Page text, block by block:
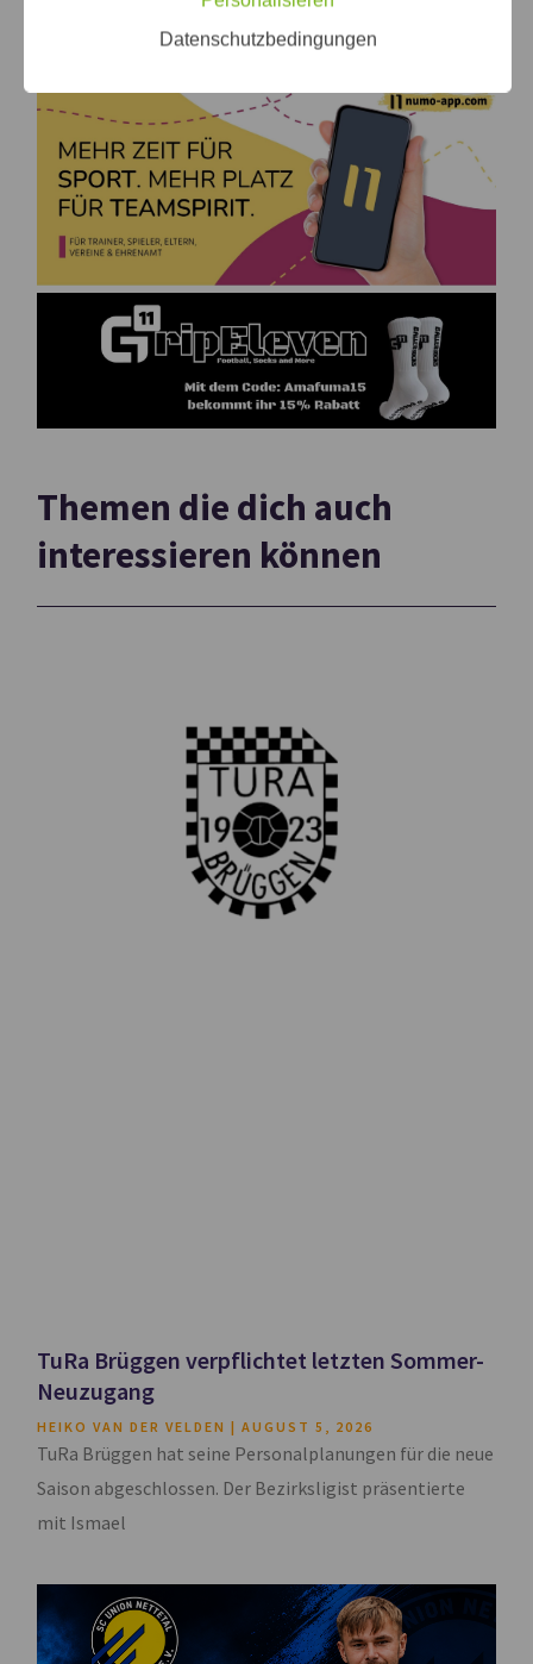
Themen die dich auch
interessieren können
TuRa Brüggen verpflichtet letzten Sommer-
Neuzugang
HEIKO VAN DER VELDEN AUGUST 5, 2026
TuRa Brüggen hat seine Personalplanungen für die neue
Saison abgeschlossen. Der Bezirksligist präsentierte
mit Ismael
Datenschutzbedingungen